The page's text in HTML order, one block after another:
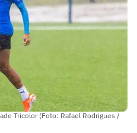
Tricolor (Foto: Rafael Rodrigues /